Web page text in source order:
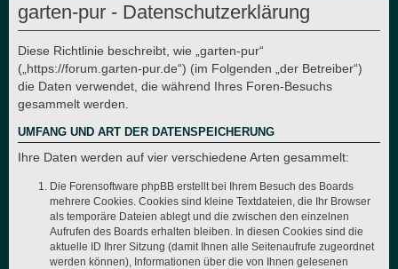
garten-pur - Datenschutzerklärung
Diese Richtlinie beschreibt, wie „garten-pur“
(„https://forum.garten-pur.de“) (im Folgenden „der Betreiber“)
die Daten verwendet, die während Ihres Foren-Besuchs
gesammelt werden.
UMFANG UND ART DER DATENSPEICHERUNG
Ihre Daten werden auf vier verschiedene Arten gesammelt:
Die Forensoftware phpBB erstellt bei Ihrem Besuch des Boards
mehrere Cookies. Cookies sind kleine Textdateien, die Ihr Browser
als temporäre Dateien ablegt und die zwischen den einzelnen
Aufrufen des Boards erhalten bleiben. In diesen Cookies sind die
aktuelle ID Ihrer Sitzung (damit Ihnen alle Seitenaufrufe zugeordnet
werden können), Informationen über die von Ihnen gelesenen